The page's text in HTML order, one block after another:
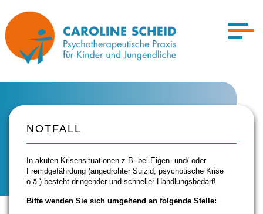
NOTFALL
In akuten Krisensituationen z.B. bei Eigen- und/ oder
Fremdgefährdung (angedrohter Suizid, psychotische Krise
o.ä.) besteht dringender und schneller Handlungsbedarf!
Bitte wenden Sie sich umgehend an folgende Stelle: